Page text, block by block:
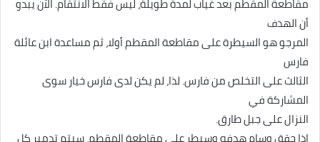
أن الهدف
المرجو هو السيطرة على مقاطعة المقطم أولا، ثم مساعدة ابن عائلة
فارس
الثالث على التخلص من فارس. لذا، لم يكن لدى فارس خيار سوى
المشاركة في
النزال على جبل طارق.